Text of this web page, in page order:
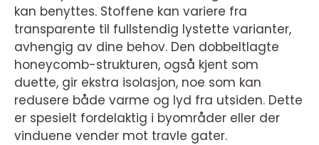
kan benyttes. Stoffene kan variere fra
transparente til fullstendig lystette varianter,
avhengig av dine behov. Den dobbeltlagte
honeycomb-strukturen, også kjent som
duette, gir ekstra isolasjon, noe som kan
redusere både varme og lyd fra utsiden. Dette
er spesielt fordelaktig i byområder eller der
vinduene vender mot travle gater.